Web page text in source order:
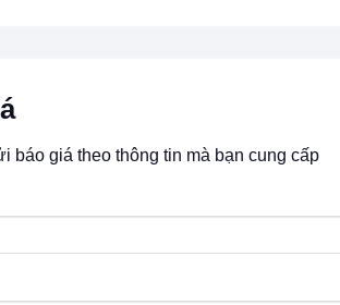
báo giá theo thông tin mà bạn cung cấp